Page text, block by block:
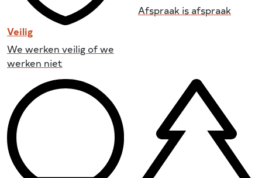
Veilig
We werken veilig of we
werken niet
Afspraak is afspraak